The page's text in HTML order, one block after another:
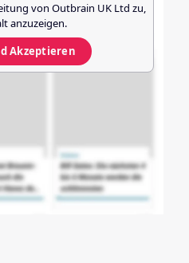
von Outbrain UK Ltd zu,
anzuzeigen.
Akzeptieren